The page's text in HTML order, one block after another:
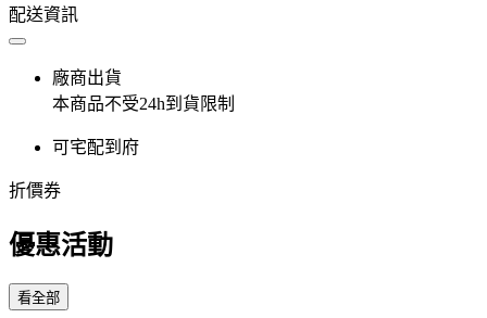
配送資訊
廠商出貨
本商品不受24h到貨限制
可宅配到府
折價券
優惠活動
看全部